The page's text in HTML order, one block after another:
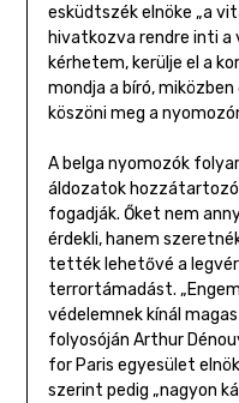
esküdtszék elnöke „a
hivatkozva rendre inti a
kérhetem, kerülje el a
mondja a bíró,
köszöni meg a
A belga nyomozók
áldozatok hozzátartozói
fogadják. Őket nem
érdekli, hanem
tették lehetővé a
terrortámadást.
védelemnek kínál
folyosóján Arthur
for Paris egyesület
szerint pedig „nagyon